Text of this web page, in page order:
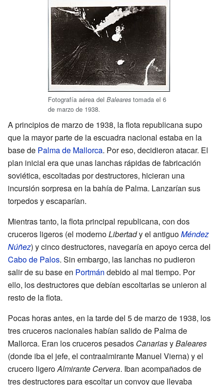
Fotografía aérea del Baleares tomada el 6
de marzo de 1938.
A principios de marzo de 1938, la flota republicana supo
que la mayor parte de la escuadra nacional estaba en la
base de Palma de Mallorca. Por eso, decidieron atacar. El
plan inicial era que unas lanchas rápidas de fabricación
soviética, escoltadas por destructores, hicieran una
incursión sorpresa en la bahía de Palma. Lanzarían sus
torpedos y escaparían.
Mientras tanto, la flota principal republicana, con dos
cruceros ligeros (el modernoLibertady el antiguoMéndez
Núñez) y cinco destructores, navegaría en apoyo cerca del
Cabo de Palos. Sin embargo, las lanchas no pudieron
salir de su base en Portmán debido al mal tiempo. Por
ello, los destructores que debían escoltarlas se unieron al
resto de la flota.
Pocas horas antes, en la tarde del 5 de marzo de 1938, los
tres cruceros nacionales habían salido de Palma de
Mallorca. Eran los cruceros pesados CanariasyBaleares
(donde iba el jefe, el contraalmirante Manuel Vierna) y el
crucero ligeroAlmirante Cervera. Iban acompañados de
tres destructores para escoltar un convoy que llevaba